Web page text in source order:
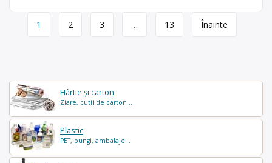
Hârtie și carton
Ziare, cutii de carton...
Plastic
PET, pungi, ambalaje...
Page
1 2 3 … 13 Înainte